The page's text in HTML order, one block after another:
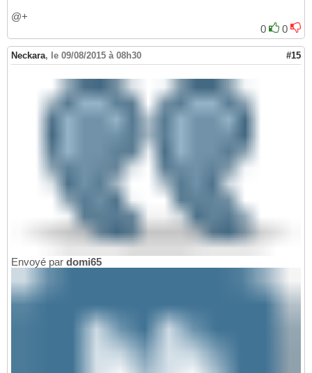
@+
0
0
Neckara, le 09/08/2015 à 08h30 #15
Envoyé par domi65